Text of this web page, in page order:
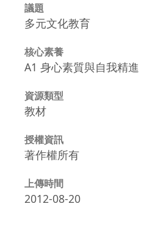
議題
多元文化教育
核心素養
A1 身心素質與自我精進
資源類型
教材
授權資訊
著作權所有
上傳時間
2012-08-20